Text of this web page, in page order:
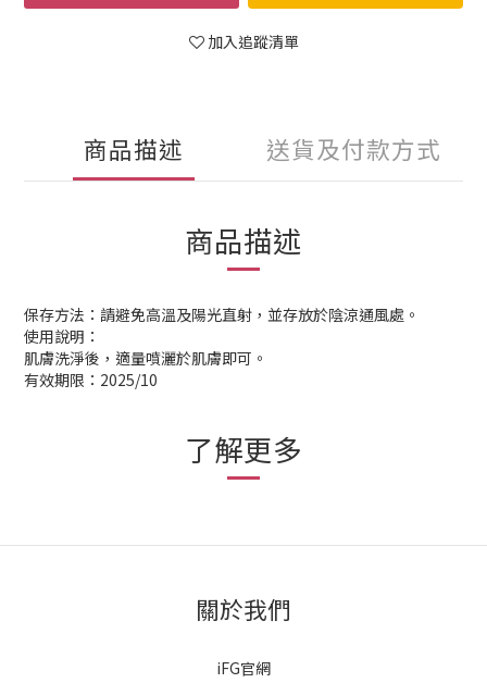
加入追蹤清單
商品描述 送貨及付款方式
商品描述
保存方法：請避免高溫及陽光直射，並存放於陰涼通風處。
使用說明：
肌膚洗淨後，適量噴灑於肌膚即可。
有效期限：2025/10
了解更多
關於我們
iFG官網